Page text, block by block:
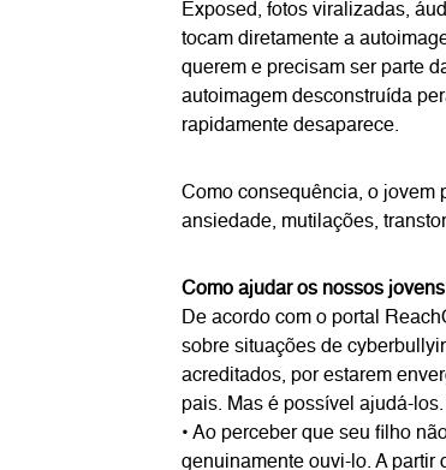
Exposed, fotos viralizadas,
tocam diretamente a
querem e precisam ser parte
autoimagem desconstruída
rapidamente desaparece.
Como consequência, o jovem
ansiedade, mutilações,
Como ajudar os nossos
De acordo com o portal
sobre situações de
acreditados, por estarem
pais. Mas é possível ajudá-los.
• Ao perceber que seu filho
genuinamente ouvi-lo. A partir